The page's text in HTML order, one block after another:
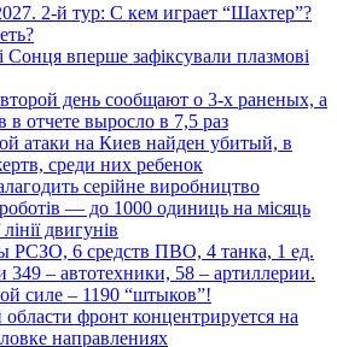
2-й тур: С кем играет “Шахтер”?
Сонця вперше зафіксували плазмові
день сообщают о 3-х раненых, а
в отчете выросло в 7,5 раз
атаки на Киев найден убитый, в
среди них ребенок
серійне виробництво
— до 1000 одиниць на місяць
двигунів
РСЗО, 6 средств ПВО, 4 танка, 1 ед.
349 – автотехники, 58 – артиллерии.
силе – 1190 “штыков”!
фронт концентрируется на
направлениях